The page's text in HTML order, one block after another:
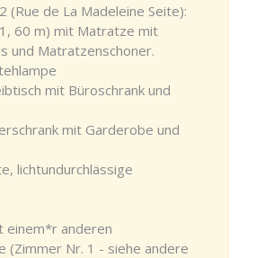
(Rue de La Madeleine Seite):
60 m) mit Matratze mit
und Matratzenschoner.
mit Büroschrank und
mit Garderobe und
lichtundurchlässige
einem*r anderen
(Zimmer Nr. 1 - siehe andere